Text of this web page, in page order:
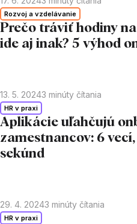
Rozvoj a vzdelávanie
Prečo tráviť hodiny
ide aj inak? 5 výhod
13. 5. 20243 minúty čítania
HR v praxi
Aplikácie uľahčujú
zamestnancov: 6
sekúnd
29. 4. 20243 minúty čítania
HR v praxi